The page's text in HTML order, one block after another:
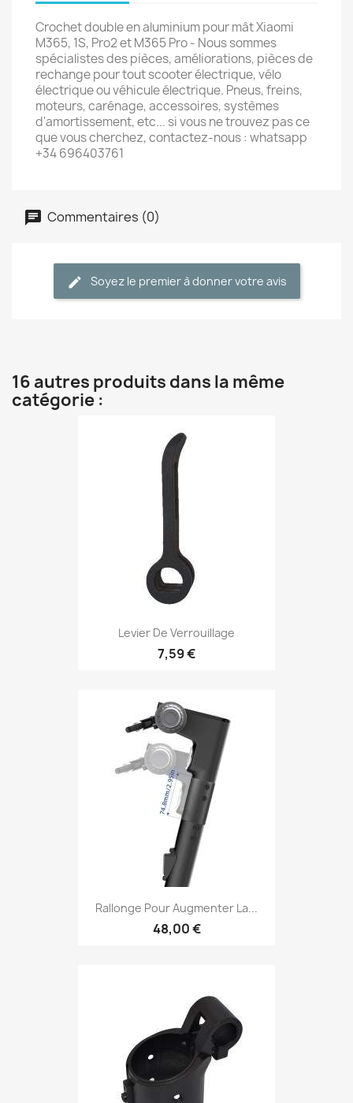
Crochet double en aluminium pour mât Xiaomi
M365, 1S, Pro2 et M365 Pro - Nous sommes
spécialistes des pièces, améliorations, pièces de
rechange pour tout scooter électrique, vélo
électrique ou véhicule électrique. Pneus, freins,
moteurs, carénage, accessoires, systèmes
d'amortissement, etc... si vous ne trouvez pas ce
que vous cherchez, contactez-nous : whatsapp
+34 696403761
Commentaires (0)
Soyez le premier à donner votre avis
16 autres produits dans la même
catégorie :
Levier De Verrouillage
7,59 €
Rallonge Pour Augmenter La...
48,00 €